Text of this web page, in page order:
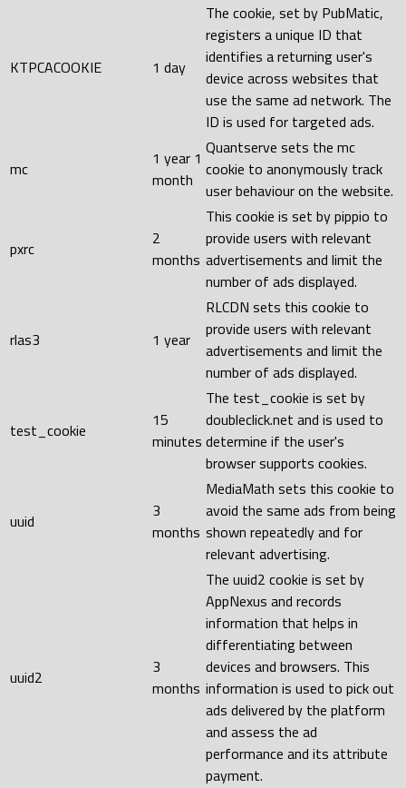
KTPCACOOKIE 1 day
The cookie, set by PubMatic,
registers a unique ID that
identifies a returning user's
device across websites that
use the same ad network. The
ID is used for targeted ads.
mc
1 year 1
month
Quantserve sets the mc
cookie to anonymously track
user behaviour on the website.
pxrc
2
months
This cookie is set by pippio to
provide users with relevant
advertisements and limit the
number of ads displayed.
rlas3 1 year
RLCDN sets this cookie to
provide users with relevant
advertisements and limit the
number of ads displayed.
test_cookie
15
minutes
The test_cookie is set by
doubleclick.net and is used to
determine if the user's
browser supports cookies.
uuid
3
months
MediaMath sets this cookie to
avoid the same ads from being
shown repeatedly and for
relevant advertising.
uuid2
3
months
The uuid2 cookie is set by
AppNexus and records
information that helps in
differentiating between
devices and browsers. This
information is used to pick out
ads delivered by the platform
and assess the ad
performance and its attribute
payment.